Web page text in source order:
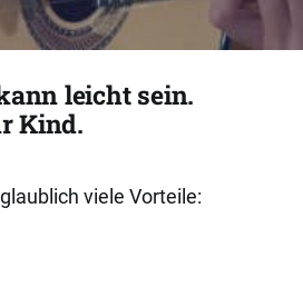
leicht sein.
Kind.
viele Vorteile: